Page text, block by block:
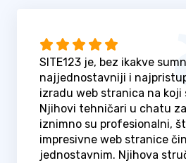
SITE123 je, bez ikakve
najjednostavniji i
izradu web stranica na koji
Njihovi tehničari u chatu
iznimno su profesionalni,
impresivne web stranice
jednostavnim. Njihova